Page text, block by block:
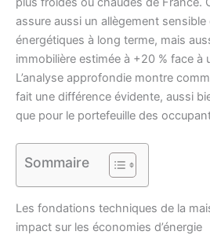
assure aussi un allègement
énergétiques à long terme, mais
immobilière estimée à +20 % face à
L’analyse approfondie montre
fait une différence évidente, aussi
que pour le portefeuille des
Sommaire
Les fondations techniques de la
impact sur les économies d’énergie